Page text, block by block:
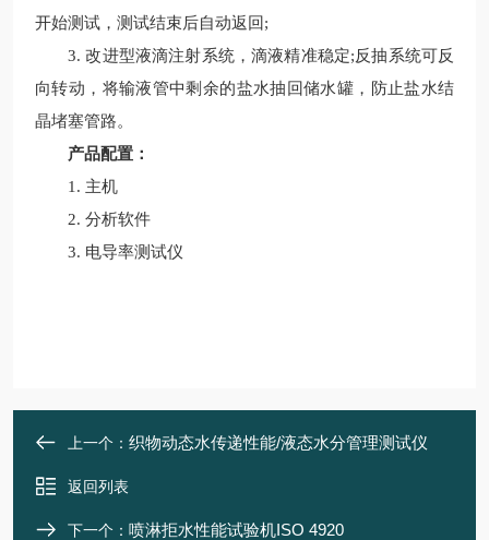
开始测试，测试结束后自动返回;
3. 改进型液滴注射系统，滴液精准稳定;反抽系统可反
向转动，将输液管中剩余的盐水抽回储水罐，防止盐水结
晶堵塞管路。
产品配置：
1. 主机
2. 分析软件
3. 电导率测试仪
上一个： 织物动态水传递性能/液态水分管理测试仪
返回列表
下一个： 喷淋拒水性能试验机ISO 4920